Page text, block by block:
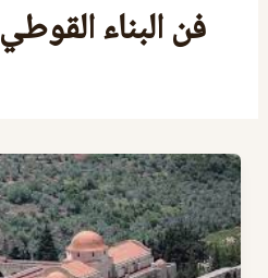
فن البناء القوطي